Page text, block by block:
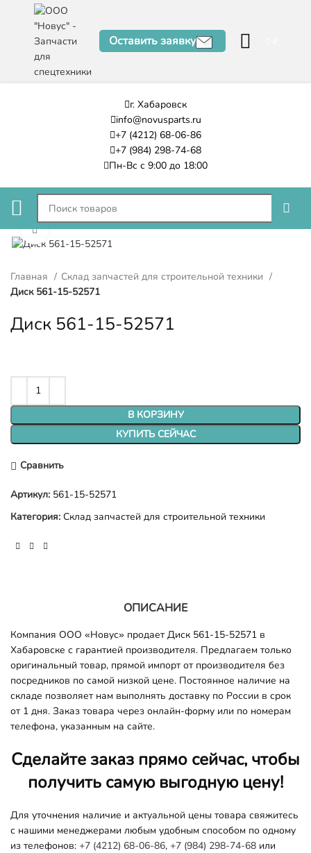
Оставить заявку
г. Хабаровск
info@novusparts.ru
+7 (4212) 68-06-86
+7 (984) 298-74-68
Пн-Вс с 9:00 до 18:00
Нажмите, чтобы увеличить
Главная
Склад запчастей для строительной техники
Диск 561-15-52571
Диск 561-15-52571
В КОРЗИНУ
КУПИТЬ СЕЙЧАС
Сравнить
Артикул: 561-15-52571
Категория: Склад запчастей для строительной техники
ОПИСАНИЕ
Компания ООО «Новус» продает Диск 561-15-52571 в
Хабаровске с гарантией производителя. Предлагаем только
оригинальный товар, прямой импорт от производителя без
посредников по самой низкой цене. Постоянное наличие на
складе позволяет нам выполнять доставку по России в срок
от 1 дня. Заказ товара через онлайн-форму или по номерам
телефона, указанным на сайте.
Сделайте заказ прямо сейчас, чтобы
получить самую выгодную цену!
Для уточнения наличие и актуальной цены товара свяжитесь
с нашими менеджерами любым удобным способом по одному
из телефонов: +7 (4212) 68-06-86, +7 (984) 298-74-68 или